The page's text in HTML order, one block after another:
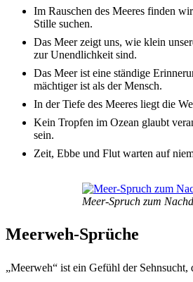
Im Rauschen des Meeres finden
Stil­le suchen.
Das Meer zeigt uns, wie klein
zur Unend­lich­keit sind.
Das Meer ist eine stän­di­ge
mäch­ti­ger ist als der Mensch.
In der Tiefe des Meeres liegt die
Kein Trop­fen im Ozean glaubt
sein.
Zeit, Ebbe und Flut warten auf
Meer-Spruch zum
Meer­weh-Sprü­che
„Meer­weh“ ist ein Gefühl der Sehn­sucht,